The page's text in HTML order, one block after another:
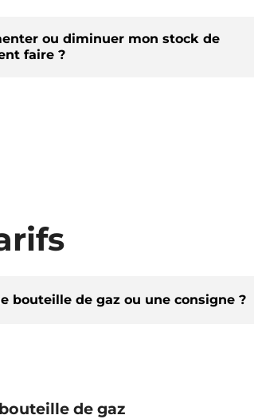
ou diminuer mon stock de
faire ?
bouteille de gaz ou une consigne ?
de gaz